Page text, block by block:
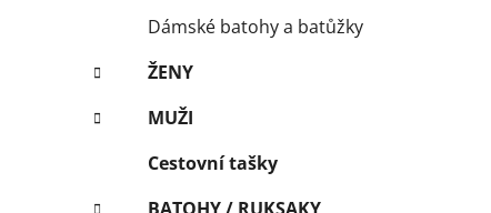
Dámské batohy a batůžky
ŽENY
MUŽI
Cestovní tašky